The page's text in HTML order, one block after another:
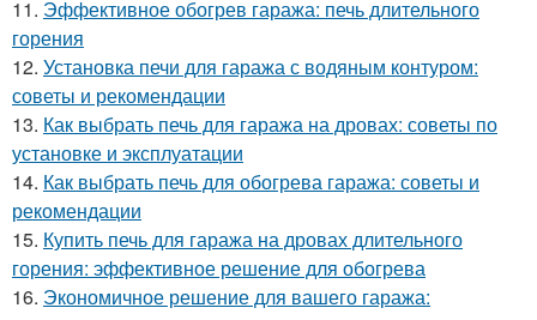
11. Эффективное обогрев гаража: печь длительного
горения
12. Установка печи для гаража с водяным контуром:
советы и рекомендации
13. Как выбрать печь для гаража на дровах: советы по
установке и эксплуатации
14. Как выбрать печь для обогрева гаража: советы и
рекомендации
15. Купить печь для гаража на дровах длительного
горения: эффективное решение для обогрева
16. Экономичное решение для вашего гаража: